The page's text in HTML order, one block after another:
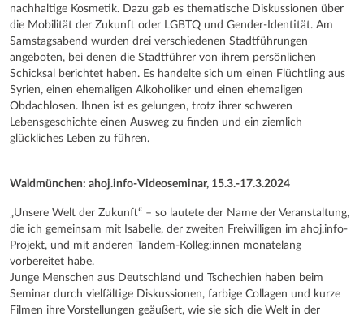
nachhaltige Kosmetik. Dazu gab es thematische Diskussionen über
die Mobilität der Zukunft oder LGBTQ und Gender-Identität. Am
Samstagsabend wurden drei verschiedenen Stadtführungen
angeboten, bei denen die Stadtführer von ihrem persönlichen
Schicksal berichtet haben. Es handelte sich um einen Flüchtling aus
Syrien, einen ehemaligen Alkoholiker und einen ehemaligen
Obdachlosen. Ihnen ist es gelungen, trotz ihrer schweren
Lebensgeschichte einen Ausweg zu finden und ein ziemlich
glückliches Leben zu führen.
Waldmünchen: ahoj.info-Videoseminar, 15.3.-17.3.2024
„Unsere Welt der Zukunft“ – so lautete der Name der Veranstaltung,
die ich gemeinsam mit Isabelle, der zweiten Freiwilligen im ahoj.info-
Projekt, und mit anderen Tandem-Kolleg:innen monatelang
vorbereitet habe.
Junge Menschen aus Deutschland und Tschechien haben beim
Seminar durch vielfältige Diskussionen, farbige Collagen und kurze
Filmen ihre Vorstellungen geäußert, wie sie sich die Welt in der